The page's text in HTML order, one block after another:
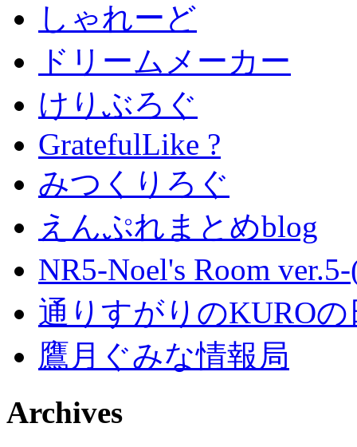
しゃれーど
ドリームメーカー
けりぶろぐ
GratefulLike ?
みつくりろぐ
えんぷれまとめblog
NR5-Noel's Room
通りすがりのKURO
鷹月ぐみな情報局
Archives